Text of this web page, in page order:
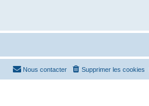
Supprimer les cookies
Nous contacter